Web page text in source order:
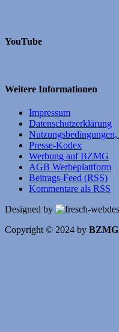
YouTube
Weitere Informationen
Impressum
Datenschutzerklärung
Presse-Kodex
Werbung auf BZMG
AGB Werbeplattform
Beitrags-Feed (RSS)
Kommentare als RSS
Designed by
Copyright © 2024 by BZMG